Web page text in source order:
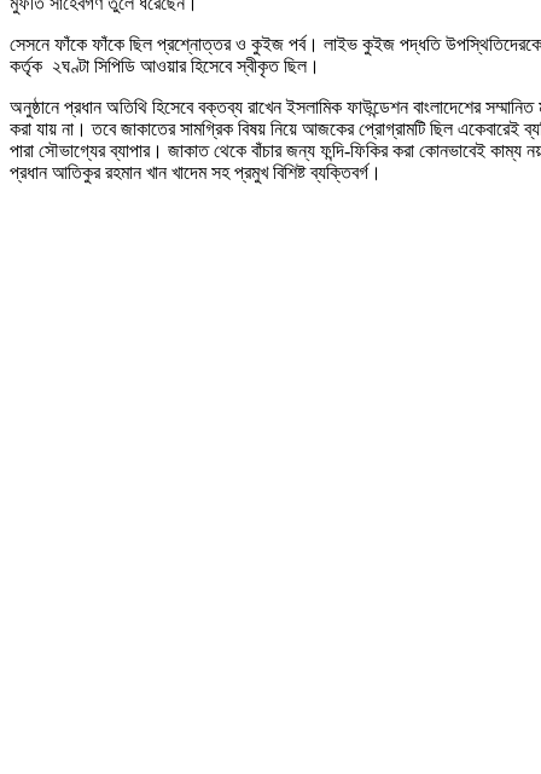
সেসনে ফাঁকে ফাঁকে ছিল প্রশ্নোত্তর ও কুইজ পর্ব। লাইভ কুইজ পদ্ধতি উপস্থিতিদেরকে এক
কর্তৃক ২ঘণ্টা সিপিডি আওয়ার হিসেবে স্বীকৃত ছিল।
অনুষ্ঠানে প্রধান অতিথি হিসেবে বক্তব্য রাখেন ইসলামিক ফাউন্ডেশন বাংলাদেশের
করা যায় না। তবে জাকাতের সামগ্রিক বিষয় নিয়ে আজকের প্রোগ্রামটি ছিল
পারা সৌভাগ্যের ব্যাপার। জাকাত থেকে বাঁচার জন্য ফন্দি-ফিকির করা কোনভাবেই কাম্য
প্রধান আতিকুর রহমান খান খাদেম সহ প্রমুখ বিশিষ্ট ব্যক্তিবর্গ।